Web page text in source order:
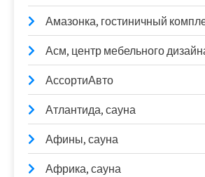
Амазонка, гостиничный
Асм, центр мебельного
АссортиАвто
Атлантида, сауна
Афины, сауна
Африка, сауна